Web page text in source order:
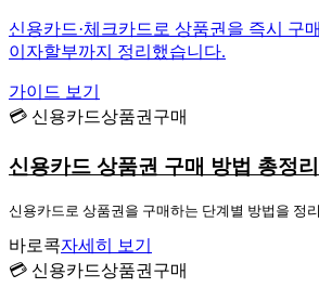
신용카드·체크카드로 상품권을 즉시 구
이자할부까지 정리했습니다.
가이드 보기
💳 신용카드상품권구매
신용카드 상품권 구매 방법 총정리
신용카드로 상품권을 구매하는 단계별 방법을 정
바로콕자세히 보기
💳 신용카드상품권구매